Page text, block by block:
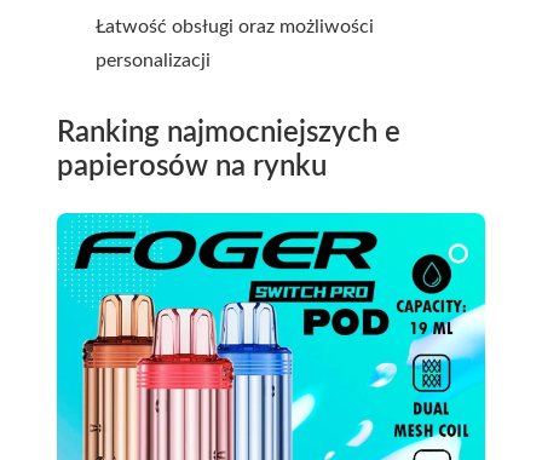
Łatwość obsługi oraz możliwości
personalizacji
Ranking najmocniejszych e
papierosów na rynku